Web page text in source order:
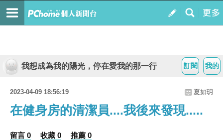
我的
訂閱
我想成為我的陽光，停在愛我的那一行
2023-04-09 18:56:19 夏如玥
在健身房的清潔員....我後來發現.....
留言 0 收藏 0 推薦 0